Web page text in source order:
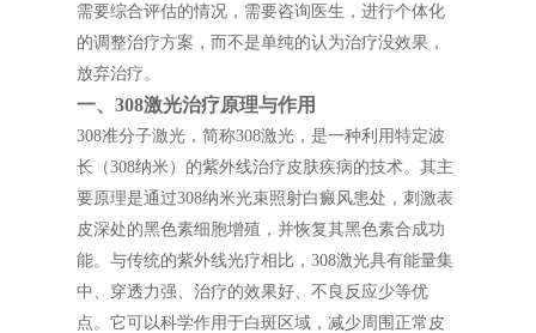
需要综合评估的情况，需要咨询医生，进行个体化
的调整治疗方案，而不是单纯的认为治疗没效果，
放弃治疗。
一、308激光治疗原理与作用
308准分子激光，简称308激光，是一种利用特定波
长（308纳米）的紫外线治疗皮肤疾病的技术。其主
要原理是通过308纳米光束照射白癜风患处，刺激表
皮深处的黑色素细胞增殖，并恢复其黑色素合成功
能。与传统的紫外线光疗相比，308激光具有能量集
中、穿透力强、治疗的效果好、不良反应少等优
点。它可以科学作用于白斑区域，减少周围正常皮